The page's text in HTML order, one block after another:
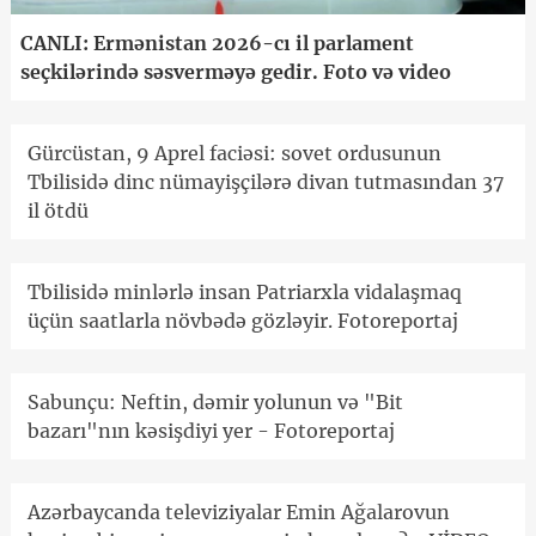
CANLI: Ermənistan 2026-cı il parlament
seçkilərində səsverməyə gedir. Foto və video
Gürcüstan, 9 Aprel faciəsi: sovet ordusunun
Tbilisidə dinc nümayişçilərə divan tutmasından 37
il ötdü
Tbilisidə minlərlə insan Patriarxla vidalaşmaq
üçün saatlarla növbədə gözləyir. Fotoreportaj
Sabunçu: Neftin, dəmir yolunun və "Bit
bazarı"nın kəsişdiyi yer - Fotoreportaj
Azərbaycanda televiziyalar Emin Ağalarovun